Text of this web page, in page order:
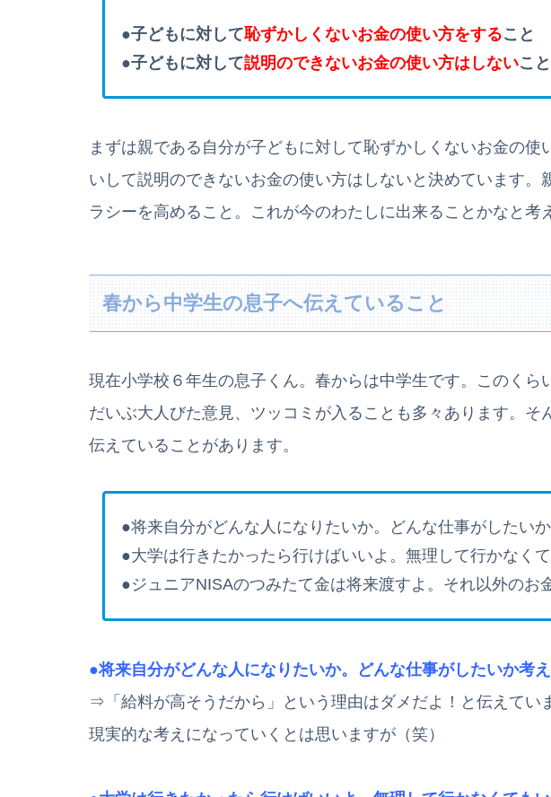
●子どもに対して恥ずかしくないお金の使い方をすること
●子どもに対して説明のできないお金の使い方はしないこと
まずは親である自分が子どもに対して恥ずかしくないお金の使
いして説明のできないお金の使い方はしないと決めています。
ラシーを高めること。これが今のわたしに出来ることかなと考
春から中学生の息子へ伝えていること
現在小学校６年生の息子くん。春からは中学生です。このくら
だいぶ大人びた意見、ツッコミが入ることも多々あります。そ
伝えていることがあります。
●将来自分がどんな人になりたいか。どんな仕事がしたいか
●大学は行きたかったら行けばいいよ。無理して行かなくて
●ジュニアNISAのつみたて金は将来渡すよ。それ以外のお
●将来自分がどんな人になりたいか。どんな仕事がしたいか考え
⇒「給料が高そうだから」という理由はダメだよ！と伝えてい
現実的な考えになっていくとは思いますが（笑）